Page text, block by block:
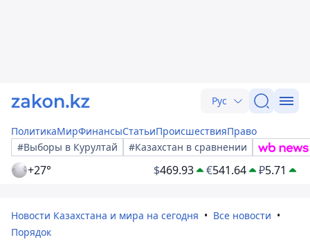
Рус
ПолитикаМирФинансыСтатьиПроисшествияПраво
#Выборы в Курултай
#Казахстан в сравнении
+27° $469.93 €541.64 ₽5.71
Новости Казахстана и мира на сегодня
Все новости
Порядок